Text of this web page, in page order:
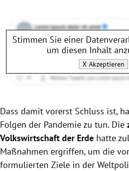
Stimmen Sie einer
um diesen Inhalt
X Akzeptieren
Dass damit vorerst Schluss ist,
Folgen der Pandemie zu tun. Die
Volkswirtschaft der Erde hatte
Maßnahmen ergriffen, um die
formulierten Ziele in der